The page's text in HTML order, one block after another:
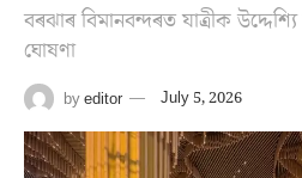
বৰঝাৰ বিমানবন্দৰত যাত্ৰীক
ঘোষণা
byeditor July 5, 2026